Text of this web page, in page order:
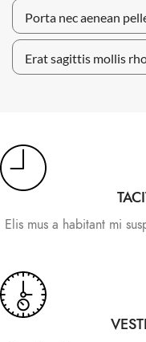
Porta nec aenean
Erat sagittis mollis
Elis mus a habitant mi